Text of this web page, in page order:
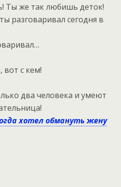
Ты же так любишь деток!
разговаривал сегодня в
вот с кем!
два человека и умеют
хотел обмануть жену